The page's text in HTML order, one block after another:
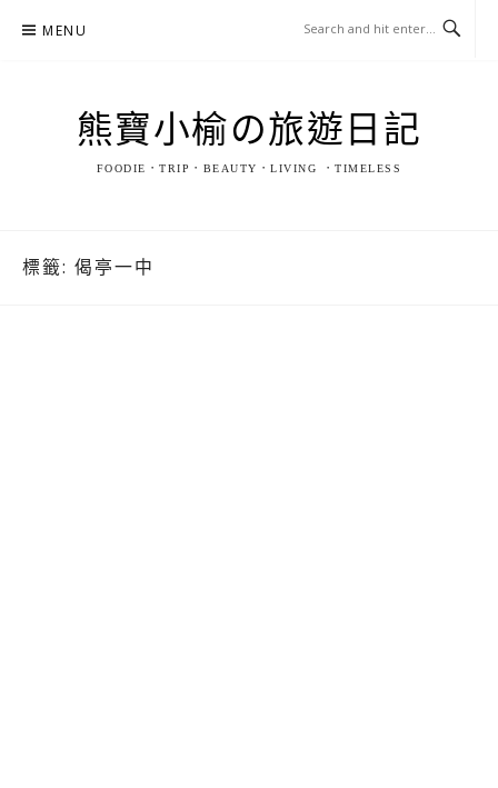
MENU
熊寶小榆の旅遊日記
FOODIE．TRIP．BEAUTY．LIVING ．TIMELESS
標籤: 偈亭一中